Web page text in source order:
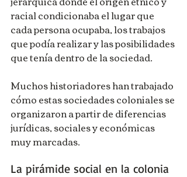
racial condicionaba el lugar que
cada persona ocupaba, los trabajos
que podía realizar y las posibilidades
que tenía dentro de la sociedad.
Muchos historiadores han trabajado
cómo estas sociedades coloniales se
organizaron a partir de diferencias
jurídicas, sociales y económicas
muy marcadas.
La pirámide social en la colonia